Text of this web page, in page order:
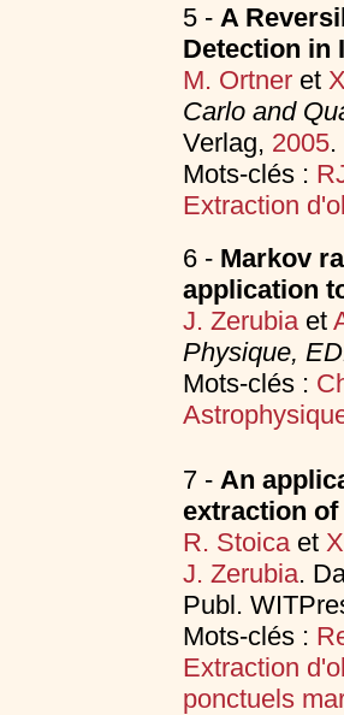
5 - A
Detection in
M. Ortneret
Carlo and
Verlag, 2005.
Mots-clés :
Extraction
6 - Markov
application
J. Zerubiaet
Physique,
Mots-clés :
7 - An
extraction
R. Stoicaet
J. Zerubia.
Publ.
Mots-clés :
Extraction
ponctuels